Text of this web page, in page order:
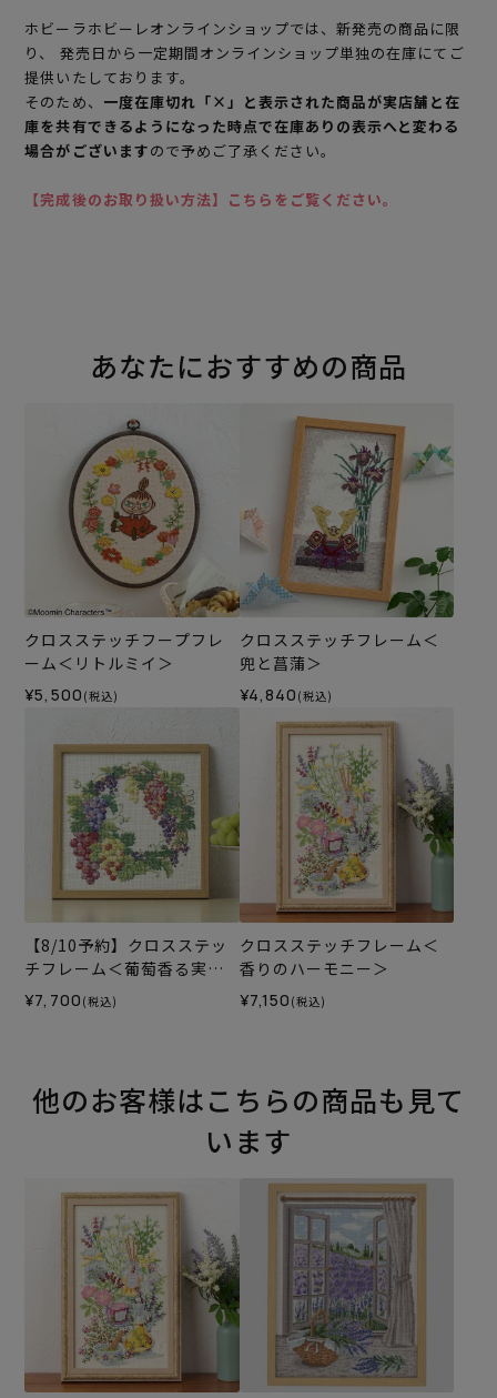
ホビーラホビーレオンラインショップでは、新発売の商品に限
り、 発売日から一定期間オンラインショップ単独の在庫にてご
提供いたしております。
そのため、 一度在庫切れ「×」と表示された商品が実店舗と在
庫を共有できるようになった時点で在庫ありの表示へと変わる
場合がございますので予めご了承ください。
【完成後のお取り扱い方法】こちらをご覧ください。
あなたにおすすめの商品
クロスステッチフープフレ
ーム＜リトルミイ＞
¥5,500 (税込)
クロスステッチフレーム＜
兜と菖蒲＞
¥4,840 (税込)
【8/10予約】クロスステッ
チフレーム＜葡萄香る実り
のリース＞
¥7,700 (税込)
クロスステッチフレーム＜
香りのハーモニー＞
¥7,150 (税込)
他のお客様はこちらの商品も見て
います